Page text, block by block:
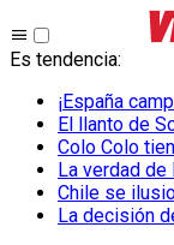
Es tendencia:
¡España
El llanto de
Colo Colo
La verdad de
Chile se
La decisión